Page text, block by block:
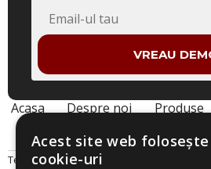
VREAU
Acasa Despre noi Produse
Termeni și CondițiiPolitica Cookies
Acest site web folosește
cookie-uri